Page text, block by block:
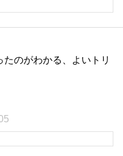
のがわかる、よいトリ